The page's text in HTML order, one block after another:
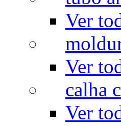
Ver
Ver
calha
Ver